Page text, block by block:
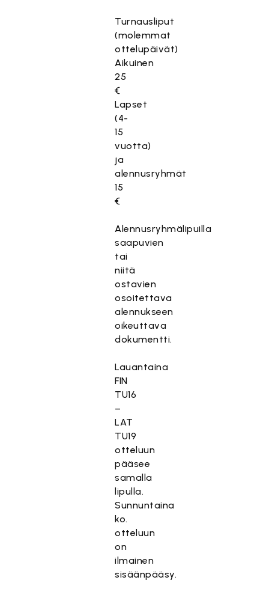
Turnausliput
(molemmat
ottelupäivät)
Aikuinen
25
€
Lapset
(4-
15
vuotta)
ja
alennusryhmät
15
€
Alennusryhmälipuilla
saapuvien
tai
niitä
ostavien
osoitettava
alennukseen
oikeuttava
dokumentti.
Lauantaina
FIN
TU16
–
LAT
TU19
otteluun
pääsee
samalla
lipulla.
Sunnuntaina
ko.
otteluun
on
ilmainen
sisäänpääsy.